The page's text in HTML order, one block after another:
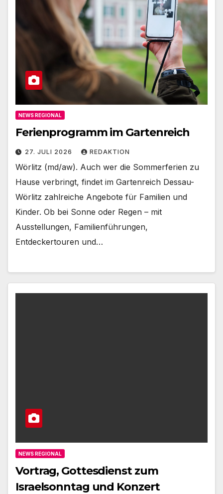
NEWS REGIONAL
Ferienprogramm im Gartenreich
27. JULI 2026 REDAKTION
Wörlitz (md/aw). Auch wer die Sommerferien zu
Hause verbringt, findet im Gartenreich Dessau-
Wörlitz zahlreiche Angebote für Familien und
Kinder. Ob bei Sonne oder Regen – mit
Ausstellungen, Familienführungen,
Entdeckertouren und…
NEWS REGIONAL
Vortrag, Gottesdienst zum
Israelsonntag und Konzert